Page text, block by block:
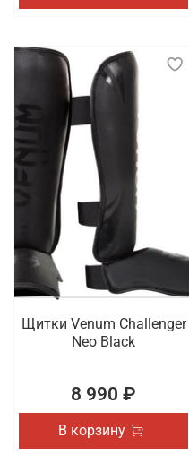
Щитки Venum Challenger
Neo Black
8 990 ₽
В корзину